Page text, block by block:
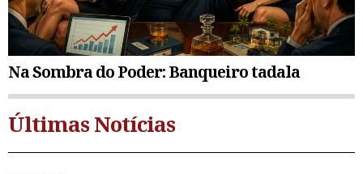
Na Sombra do Poder: Banqueiro tadala
Últimas Notícias